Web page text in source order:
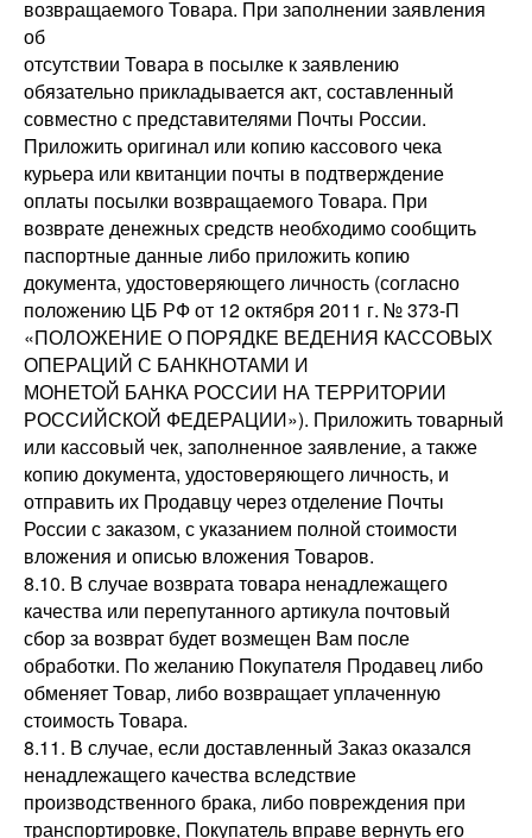
возвращаемого Товара. При заполнении заявления
об
отсутствии Товара в посылке к заявлению
обязательно прикладывается акт, составленный
совместно с представителями Почты России.
Приложить оригинал или копию кассового чека
курьера или квитанции почты в подтверждение
оплаты посылки возвращаемого Товара. При
возврате денежных средств необходимо сообщить
паспортные данные либо приложить копию
документа, удостоверяющего личность (согласно
положению ЦБ РФ от 12 октября 2011 г. № 373-П
«ПОЛОЖЕНИЕ О ПОРЯДКЕ ВЕДЕНИЯ КАССОВЫХ
ОПЕРАЦИЙ С БАНКНОТАМИ И
МОНЕТОЙ БАНКА РОССИИ НА ТЕРРИТОРИИ
РОССИЙСКОЙ ФЕДЕРАЦИИ»). Приложить товарный
или кассовый чек, заполненное заявление, а также
копию документа, удостоверяющего личность, и
отправить их Продавцу через отделение Почты
России с заказом, с указанием полной стоимости
вложения и описью вложения Товаров.
8.10. В случае возврата товара ненадлежащего
качества или перепутанного артикула почтовый
сбор за возврат будет возмещен Вам после
обработки. По желанию Покупателя Продавец либо
обменяет Товар, либо возвращает уплаченную
стоимость Товара.
8.11. В случае, если доставленный Заказ оказался
ненадлежащего качества вследствие
производственного брака, либо повреждения при
транспортировке, Покупатель вправе вернуть его